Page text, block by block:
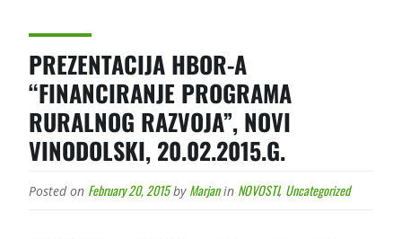
PREZENTACIJA HBOR-A
“FINANCIRANJE PROGRAMA
RURALNOG RAZVOJA”, NOVI
VINODOLSKI, 20.02.2015.G.
Posted on February 20, 2015 by Marjan in NOVOSTI, Uncategorized